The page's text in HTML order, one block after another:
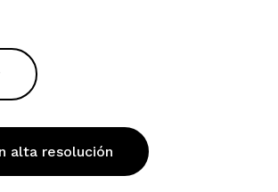
alta resolución